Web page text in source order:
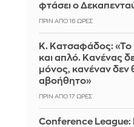
φτάσει ο
ΠΡΙΝ ΑΠΌ 16 ΏΡΕΣ
Κ. Κατσαφάδος: «Το
και απλό. Κανένας
μόνος, κανέναν
αβοήθητο»
ΠΡΙΝ ΑΠΌ 17 ΏΡΕΣ
Conference League: